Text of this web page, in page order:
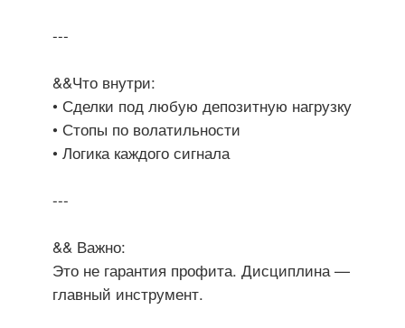
---
&&Что внутри:
• Сделки под любую депозитную нагрузку
• Стопы по волатильности
• Логика каждого сигнала
---
&& Важно:
Это не гарантия профита. Дисциплина —
главный инструмент.